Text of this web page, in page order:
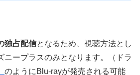
独占配信となるため、視聴方法とし
ニープラスのみとなります。（ドラ
のようにBlu-rayが発売される可能